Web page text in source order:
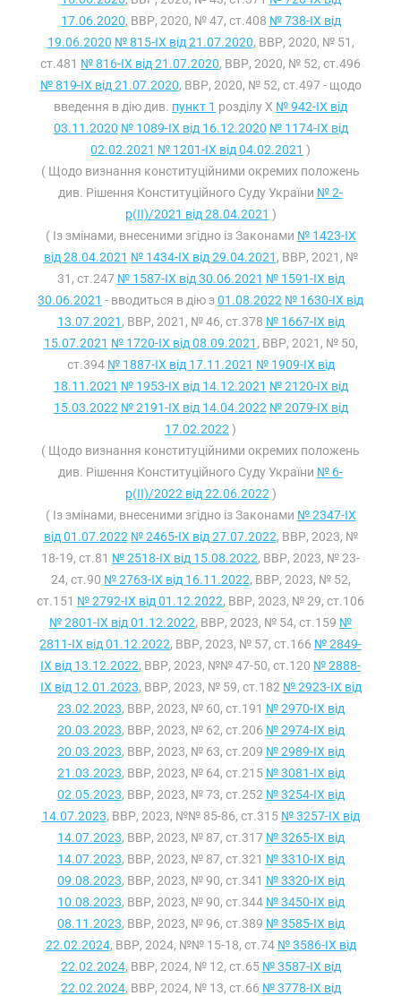
17.06.2020, ВВР, 2020, № 47, ст.408 № 738-IX від
19.06.2020 № 815-IX від 21.07.2020, ВВР, 2020, № 51,
ст.481 № 816-IX від 21.07.2020, ВВР, 2020, № 52, ст.496
№ 819-IX від 21.07.2020, ВВР, 2020, № 52, ст.497 - щодо
введення в дію див. пункт 1 розділу X № 942-IX від
03.11.2020 № 1089-IX від 16.12.2020 № 1174-IX від
02.02.2021 № 1201-IX від 04.02.2021 )
( Щодо визнання конституційними окремих положень
див. Рішення Конституційного Суду України № 2-
р(II)/2021 від 28.04.2021 )
( Із змінами, внесеними згідно із Законами № 1423-IX
від 28.04.2021 № 1434-IX від 29.04.2021 , ВВР, 2021, №
31, ст.247 № 1587-IX від 30.06.2021 № 1591-IX від
30.06.2021 - вводиться в дію з01.08.2022 № 1630-IX від
13.07.2021 , ВВР, 2021, № 46, ст.378 № 1667-IX від
15.07.2021 № 1720-IX від 08.09.2021 , ВВР, 2021, № 50,
ст.394 № 1887-IX від 17.11.2021 № 1909-IX від
18.11.2021 № 1953-IX від 14.12.2021 № 2120-IX від
15.03.2022 № 2191-IX від 14.04.2022 № 2079-IX від
17.02.2022 )
( Щодо визнання конституційними окремих положень
див. Рішення Конституційного Суду України № 6-
р(II)/2022 від 22.06.2022 )
( Із змінами, внесеними згідно із Законами № 2347-IX
від 01.07.2022 № 2465-IX від 27.07.2022, ВВР, 2023, №
18-19, ст.81 № 2518-IX від 15.08.2022, ВВР, 2023, № 23-
24, ст.90 № 2763-IX від 16.11.2022, ВВР, 2023, № 52,
ст.151 № 2792-IX від 01.12.2022, ВВР, 2023, № 29, ст.106
№ 2801-IX від 01.12.2022, ВВР, 2023, № 54, ст.159 №
2811-IX від 01.12.2022, ВВР, 2023, № 57, ст.166 № 2849-
IX від 13.12.2022, ВВР, 2023, №№ 47-50, ст.120 № 2888-
IX від 12.01.2023, ВВР, 2023, № 59, ст.182 № 2923-IX від
23.02.2023, ВВР, 2023, № 60, ст.191 № 2970-IX від
20.03.2023, ВВР, 2023, № 62, ст.206 № 2974-IX від
20.03.2023, ВВР, 2023, № 63, ст.209 № 2989-IX від
21.03.2023, ВВР, 2023, № 64, ст.215 № 3081-IX від
02.05.2023, ВВР, 2023, № 73, ст.252 № 3254-IX від
14.07.2023, ВВР, 2023, №№ 85-86, ст.315 № 3257-IX від
14.07.2023, ВВР, 2023, № 87, ст.317 № 3265-IX від
14.07.2023, ВВР, 2023, № 87, ст.321 № 3310-IX від
09.08.2023, ВВР, 2023, № 90, ст.341 № 3320-IX від
10.08.2023, ВВР, 2023, № 90, ст.344 № 3450-IX від
08.11.2023, ВВР, 2023, № 96, ст.389 № 3585-IX від
22.02.2024, ВВР, 2024, №№ 15-18, ст.74 № 3586-IX від
22.02.2024, ВВР, 2024, № 12, ст.65 № 3587-IX від
22.02.2024, ВВР, 2024, № 13, ст.66 № 3778-IX від